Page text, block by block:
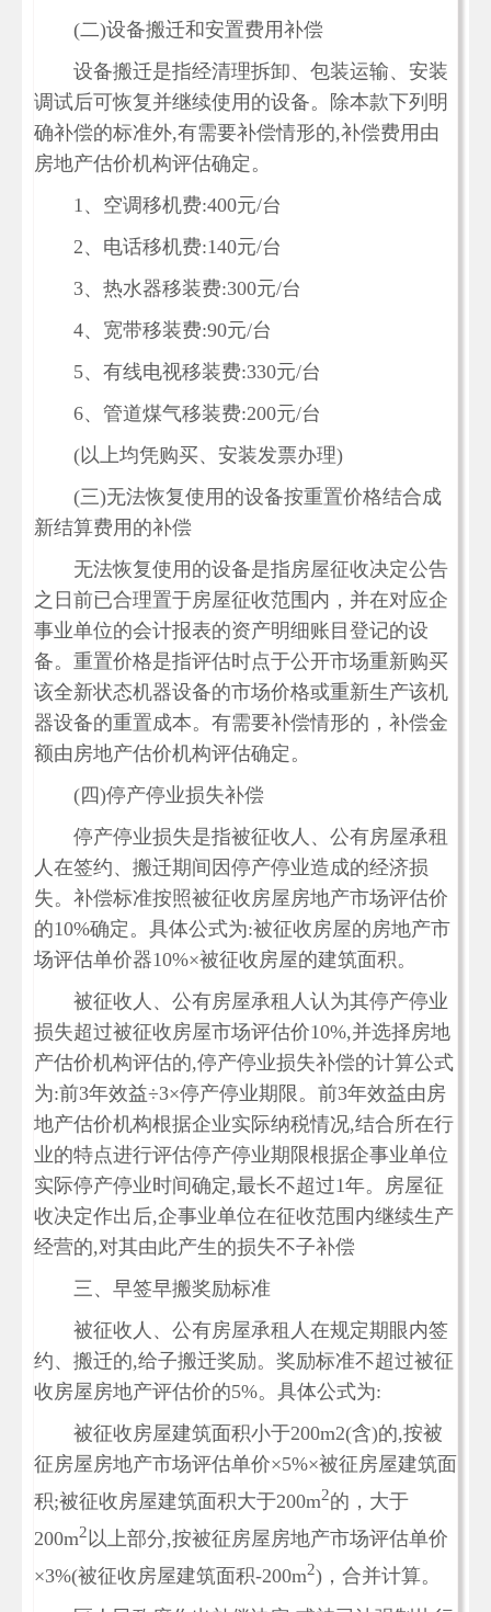
(二)设备搬迁和安置费用补偿
设备搬迁是指经清理拆卸、包装运输、安装
调试后可恢复并继续使用的设备。除本款下列明
确补偿的标准外,有需要补偿情形的,补偿费用由
房地产估价机构评估确定。
1、空调移机费:400元/台
2、电话移机费:140元/台
3、热水器移装费:300元/台
4、宽带移装费:90元/台
5、有线电视移装费:330元/台
6、管道煤气移装费:200元/台
(以上均凭购买、安装发票办理)
(三)无法恢复使用的设备按重置价格结合成
新结算费用的补偿
无法恢复使用的设备是指房屋征收决定公告
之日前已合理置于房屋征收范围内，并在对应企
事业单位的会计报表的资产明细账目登记的设
备。重置价格是指评估时点于公开市场重新购买
该全新状态机器设备的市场价格或重新生产该机
器设备的重置成本。有需要补偿情形的，补偿金
额由房地产估价机构评估确定。
(四)停产停业损失补偿
停产停业损失是指被征收人、公有房屋承租
人在签约、搬迁期间因停产停业造成的经济损
失。补偿标准按照被征收房屋房地产市场评估价
的10%确定。具体公式为:被征收房屋的房地产市
场评估单价器10%×被征收房屋的建筑面积。
被征收人、公有房屋承租人认为其停产停业
损失超过被征收房屋市场评估价10%,并选择房地
产估价机构评估的,停产停业损失补偿的计算公式
为:前3年效益÷3×停产停业期限。前3年效益由房
地产估价机构根据企业实际纳税情况,结合所在行
业的特点进行评估停产停业期限根据企事业单位
实际停产停业时间确定,最长不超过1年。房屋征
收决定作出后,企事业单位在征收范围内继续生产
经营的,对其由此产生的损失不子补偿
三、早签早搬奖励标准
被征收人、公有房屋承租人在规定期眼内签
约、搬迁的,给子搬迁奖励。奖励标准不超过被征
收房屋房地产评估价的5%。具体公式为:
被征收房屋建筑面积小于200m2(含)的,按被
征房屋房地产市场评估单价×5%×被征房屋建筑面
积;被征收房屋建筑面积大于200m2的，大于
200m2 以上部分,按被征房屋房地产市场评估单价
×3%(被征收房屋建筑面积-200m2)，合并计算。